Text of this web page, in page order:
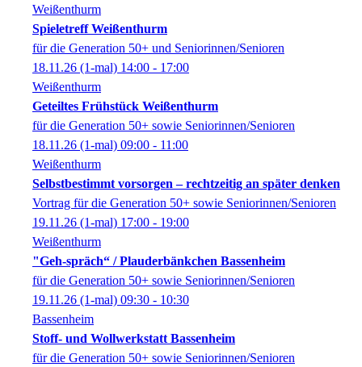
Weißenthurm
Spieletreff Weißenthurm
für die Generation 50+ und Seniorinnen/Senioren
18.11.26 (1-mal) 14:00 - 17:00
Weißenthurm
Geteiltes Frühstück Weißenthurm
für die Generation 50+ sowie Seniorinnen/Senioren
18.11.26 (1-mal) 09:00 - 11:00
Weißenthurm
Selbstbestimmt vorsorgen – rechtzeitig an später denken
Vortrag für die Generation 50+ sowie Seniorinnen/Senioren
19.11.26 (1-mal) 17:00 - 19:00
Weißenthurm
"Geh-spräch“ / Plauderbänkchen Bassenheim
für die Generation 50+ sowie Seniorinnen/Senioren
19.11.26 (1-mal) 09:30 - 10:30
Bassenheim
Stoff- und Wollwerkstatt Bassenheim
für die Generation 50+ sowie Seniorinnen/Senioren